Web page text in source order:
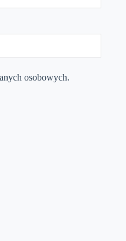
osobowych.